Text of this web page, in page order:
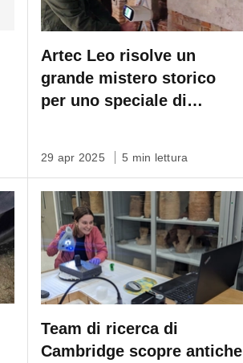
Artec Leo risolve un
grande mistero storico
per uno speciale di
29 apr 2025 5 min lettura
Team di ricerca di
Cambridge scopre antiche